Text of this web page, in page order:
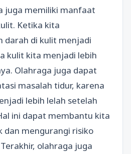
juga memiliki manfaat
Ketika kita
darah di kulit menjadi
kulit kita menjadi lebih
Olahraga juga dapat
masalah tidur, karena
lebih lelah setelah
ini dapat membantu kita
dan mengurangi risiko
olahraga juga